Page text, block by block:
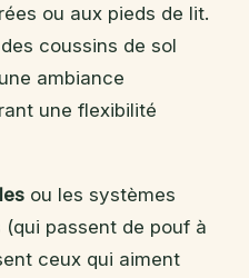
ou aux pieds de lit.
coussins de sol
ambiance
une flexibilité
ou les systèmes
(qui passent de pouf à
ceux qui aiment